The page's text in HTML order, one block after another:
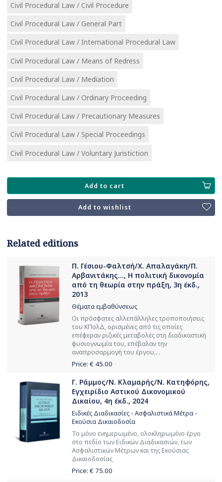
Civil Procedural Law / Civil Procedure
Civil Procedural Law / General Part
Civil Procedural Law / International Procedural Law
Civil Procedural Law / Means of Redress
Civil Procedural Law / Mediation
Civil Procedural Law / Ordinary Proceeding
Civil Procedural Law / Precautionary Measures
Civil Procedural Law / Special Proceedings
Civil Procedural Law / Voluntary Juristiction
Add to cart
Add to wishlist
Related editions
Π. Γέσιου-Φαλτσή/Χ. Απαλαγάκη/Π.
Αρβανιτάκης..., Η πολιτική δικονομία
από τη θεωρία στην πράξη, 3η έκδ.,
2013
Θέματα εμβαθύνσεως
Οι πρόσφατες αλλεπάλληλες τροποποιήσεις
του ΚΠολΔ, ορισμένες από τις οποίες
επέφεραν ριζικές μεταβολές στη διαδικαστική
φυσιογνωμία του, επέβαλαν την
αναπροσαρμογή του έργου,...
Price: € 45.00
Γ. Ράμμος/Ν. Κλαμαρής/Ν. Κατηφόρης,
Εγχειρίδιο Αστικού Δικονομικού
Δικαίου, 4η έκδ., 2024
Ειδικές Διαδικασίες - Ασφαλιστικά Μέτρα -
Εκούσια Δικαιοδοσία
Το μόνο ενημερωμένο, ολοκληρωμένο έργο
στο πεδίο των Ειδικών Διαδικασιών, των
Ασφαλιστικών Μέτρων και της Εκούσιας
Δικαιοδοσίας
Price: € 75.00